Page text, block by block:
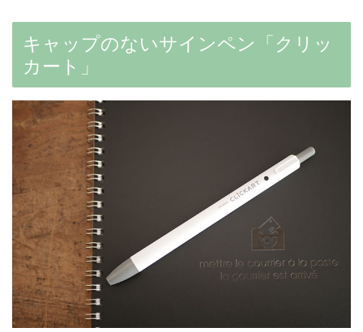
キャップのないサインペン「クリッ
カート」